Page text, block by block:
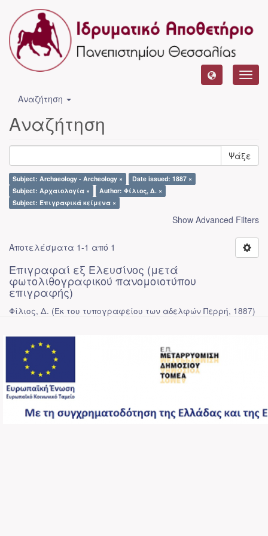
Αναζήτηση
Αναζήτηση
Ψάξε
Subject: Archaeology - Archeology ×
Date issued: 1887 ×
Subject: Αρχαιολογία ×
Author: Φίλιος, Δ. ×
Subject: Επιγραφικά κείμενα ×
Show Advanced Filters
Αποτελέσματα 1-1 από 1
Επιγραφαί εξ Ελευσίνος (μετά
φωτολιθογραφικού πανομοιοτύπου
επιγραφής)
Φίλιος, Δ. (Εκ του τυπογραφείου των αδελφών Περρή, 1887)